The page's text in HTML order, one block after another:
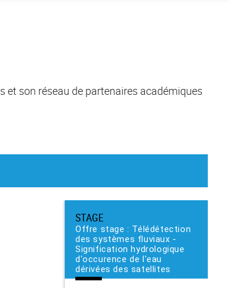
et son réseau de partenaires académiques
STAGE
Offre stage : Télédétection
des systèmes fluviaux -
Signification hydrologique
d'occurence de l'eau
dérivées des satellites